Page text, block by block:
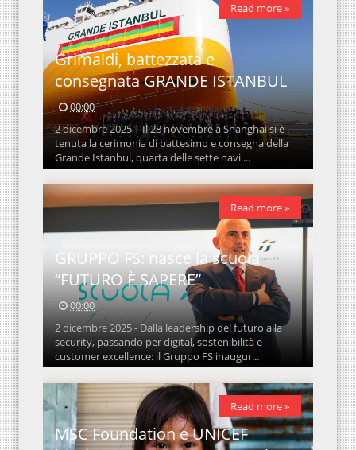
Grimaldi, battezzata e
consegnata GRANDE ISTANBUL
00:00
2 dicembre 2025 – Il 28 novembre a Shanghai si è
tenuta la cerimonia di battesimo e consegna della
Grande Istanbul, quarta delle sette navi ...
Read more »
GRUPPO FS: nasce la scuola
“FUTURO È SAPERE”
00:00
2 dicembre 2025 - Dalla leadership del futuro alla
security, passando per digital, sostenibilità e
customer excellence: il Gruppo FS inaugur...
Read more »
MSC Foundation e UNICEF
Read more »